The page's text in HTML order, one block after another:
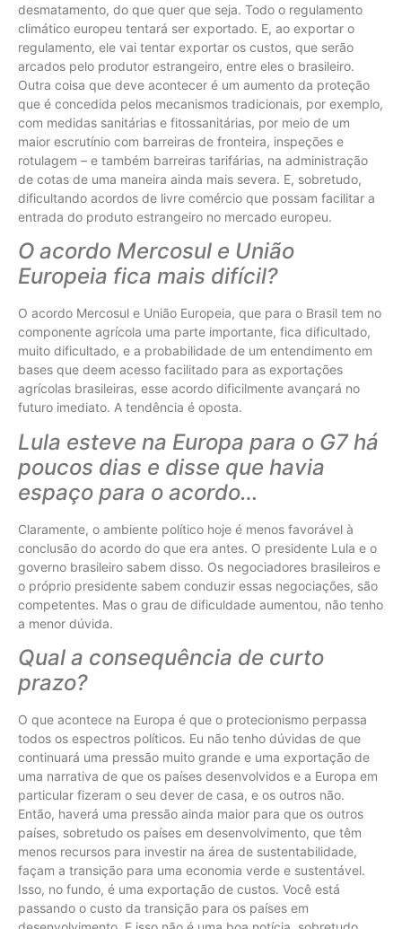
desmatamento, do que quer que seja. Todo o regulamento
climático europeu tentará ser exportado. E, ao exportar o
regulamento, ele vai tentar exportar os custos, que serão
arcados pelo produtor estrangeiro, entre eles o brasileiro.
Outra coisa que deve acontecer é um aumento da proteção
que é concedida pelos mecanismos tradicionais, por exemplo,
com medidas sanitárias e fitossanitárias, por meio de um
maior escrutínio com barreiras de fronteira, inspeções e
rotulagem – e também barreiras tarifárias, na administração
de cotas de uma maneira ainda mais severa. E, sobretudo,
dificultando acordos de livre comércio que possam facilitar a
entrada do produto estrangeiro no mercado europeu.
O acordo Mercosul e União
Europeia fica mais difícil?
O acordo Mercosul e União Europeia, que para o Brasil tem no
componente agrícola uma parte importante, fica dificultado,
muito dificultado, e a probabilidade de um entendimento em
bases que deem acesso facilitado para as exportações
agrícolas brasileiras, esse acordo dificilmente avançará no
futuro imediato. A tendência é oposta.
Lula esteve na Europa para o G7 há
poucos dias e disse que havia
espaço para o acordo…
Claramente, o ambiente político hoje é menos favorável à
conclusão do acordo do que era antes. O presidente Lula e o
governo brasileiro sabem disso. Os negociadores brasileiros e
o próprio presidente sabem conduzir essas negociações, são
competentes. Mas o grau de dificuldade aumentou, não tenho
a menor dúvida.
Qual a consequência de curto
prazo?
O que acontece na Europa é que o protecionismo perpassa
todos os espectros políticos. Eu não tenho dúvidas de que
continuará uma pressão muito grande e uma exportação de
uma narrativa de que os países desenvolvidos e a Europa em
particular fizeram o seu dever de casa, e os outros não.
Então, haverá uma pressão ainda maior para que os outros
países, sobretudo os países em desenvolvimento, que têm
menos recursos para investir na área de sustentabilidade,
façam a transição para uma economia verde e sustentável.
Isso, no fundo, é uma exportação de custos. Você está
passando o custo da transição para os países em